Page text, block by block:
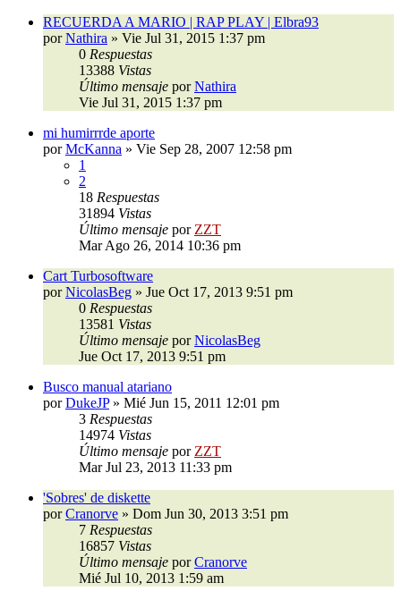
RECUERDA A MARIO | RAP PLAY | Elbra93
porNathira » Vie Jul 31, 2015 1:37 pm
0 Respuestas
13388 Vistas
Último mensaje porNathira
Vie Jul 31, 2015 1:37 pm
mi humirrrde aporte
porMcKanna » Vie Sep 28, 2007 12:58 pm
1
2
18 Respuestas
31894 Vistas
Último mensaje por ZZT
Mar Ago 26, 2014 10:36 pm
Cart Turbosoftware
porNicolasBeg » Jue Oct 17, 2013 9:51 pm
0 Respuestas
13581 Vistas
Último mensaje porNicolasBeg
Jue Oct 17, 2013 9:51 pm
Busco manual atariano
porDukeJP» Mié Jun 15, 2011 12:01 pm
3 Respuestas
14974 Vistas
Último mensaje por ZZT
Mar Jul 23, 2013 11:33 pm
'Sobres' de diskette
porCranorve » Dom Jun 30, 2013 3:51 pm
7 Respuestas
16857 Vistas
Último mensaje porCranorve
Mié Jul 10, 2013 1:59 am